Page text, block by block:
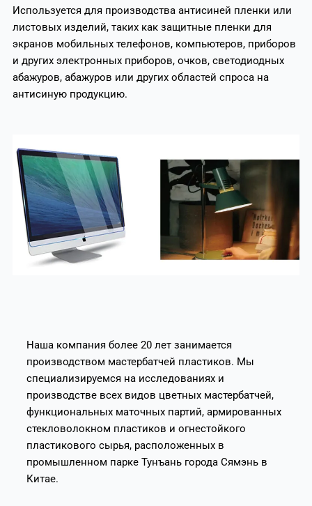
Используется для производства антисиней пленки или
листовых изделий, таких как защитные пленки для
экранов мобильных телефонов, компьютеров, приборов
и других электронных приборов, очков, светодиодных
абажуров, абажуров или других областей спроса на
антисиную продукцию.
Наша компания более 20 лет занимается
производством мастербатчей пластиков. Мы
специализируемся на исследованиях и
производстве всех видов цветных мастербатчей,
функциональных маточных партий, армированных
стекловолокном пластиков и огнестойкого
пластикового сырья, расположенных в
промышленном парке Тунъань города Сямэнь в
Китае.